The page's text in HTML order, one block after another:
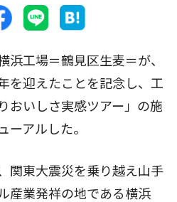
工場＝鶴見区生麦＝が、
を迎えたことを記念し、工
おいしさ実感ツアー」の施
ーアルした。
関東大震災を乗り越え山手
産業発祥の地である横浜